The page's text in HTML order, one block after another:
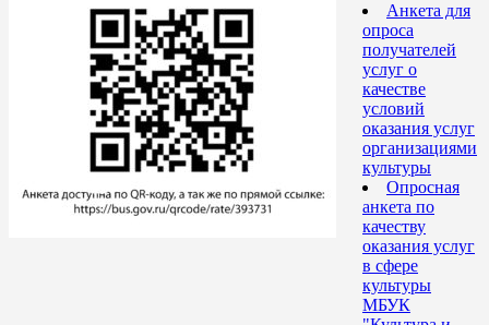
Анкета для
опроса
получателей
услуг о
качестве
условий
оказания услуг
организациями
культуры
Опросная
анкета по
качеству
оказания услуг
в сфере
культуры
МБУК